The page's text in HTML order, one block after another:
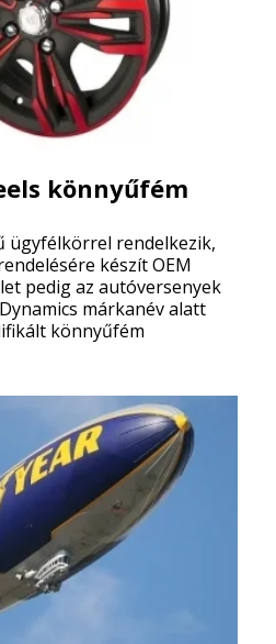
könnyűfém
ügyfélkörrel rendelkezik,
készít OEM
pedig az autóversenyek
márkanév alatt
könnyűfém